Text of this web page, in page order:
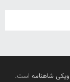
ویکی شاهنامه است.